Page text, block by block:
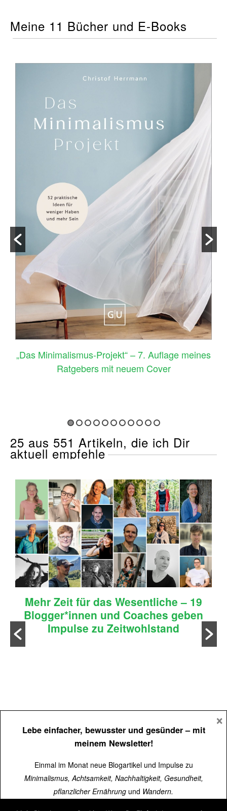
Meine 11 Bücher und E-Books
„Das Minimalismus-Projekt“ – 7. Auflage meines
Ratgebers mit neuem Cover
25 aus 551 Artikeln, die ich Dir
aktuell empfehle
Mehr Zeit für das Wesentliche – 19
Blogger*innen und Coaches geben
Impulse zu Zeitwohlstand
Lebe einfacher, bewusster und gesünder– mit
meinem Newsletter!
Einmal im Monat neue Blogartikel und Impulse zu
Minimalismus, Achtsamkeit, Nachhaltigkeit, Gesundheit,
pflanzlicher Ernährung und Wandern.
×